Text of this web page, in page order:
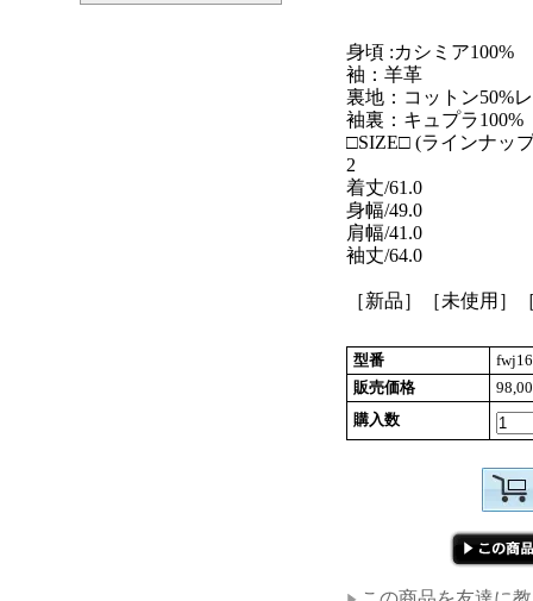
身頃 :カシミア100%
袖：羊革
裏地：コットン50%
袖裏：キュプラ100%
□SIZE□ (ラインナッ
2
着丈/61.0
身幅/49.0
肩幅/41.0
袖丈/64.0
［新品］［未使用］
型番
販売価格
購入数